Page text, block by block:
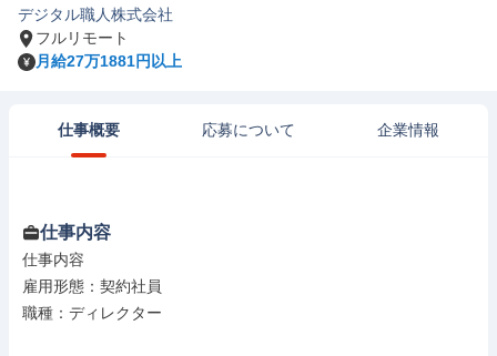
デジタル職人株式会社
フルリモート
月給27万1881円以上
仕事概要 応募について 企業情報
仕事内容
仕事内容
雇用形態：契約社員
職種：ディレクター